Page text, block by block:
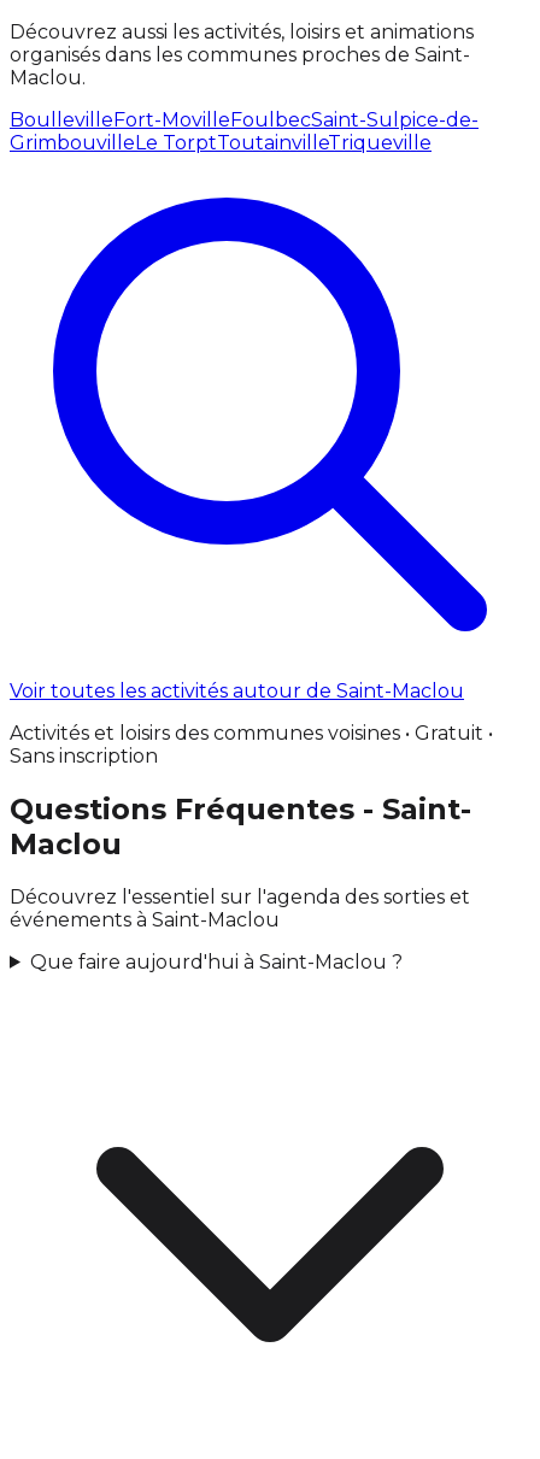
Découvrez aussi les activités, loisirs et animations
organisés dans les communes proches de Saint-
Maclou.
BoullevilleFort-MovilleFoulbecSaint-Sulpice-de-
GrimbouvilleLe TorptToutainvilleTriqueville
Voir toutes les activités autour de Saint-Maclou
Activités et loisirs des communes voisines • Gratuit •
Sans inscription
Questions Fréquentes - Saint-
Maclou
Découvrez l'essentiel sur l'agenda des sorties et
événements à Saint-Maclou
Que faire aujourd'hui à Saint-Maclou ?